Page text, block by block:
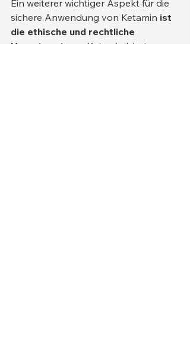
Ein weiterer wichtiger Aspekt für die
sichere Anwendung von Ketamin ist
die ethische und rechtliche
Verantwortung
. Ketamin birgt